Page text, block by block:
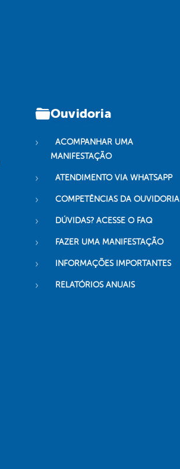
Ouvidoria
ACOMPANHAR UMA
MANIFESTAÇÃO
ATENDIMENTO VIA WHATSAPP
COMPETÊNCIAS DA OUVIDORIA
DÚVIDAS? ACESSE O FAQ
FAZER UMA MANIFESTAÇÃO
INFORMAÇÕES IMPORTANTES
RELATÓRIOS ANUAIS